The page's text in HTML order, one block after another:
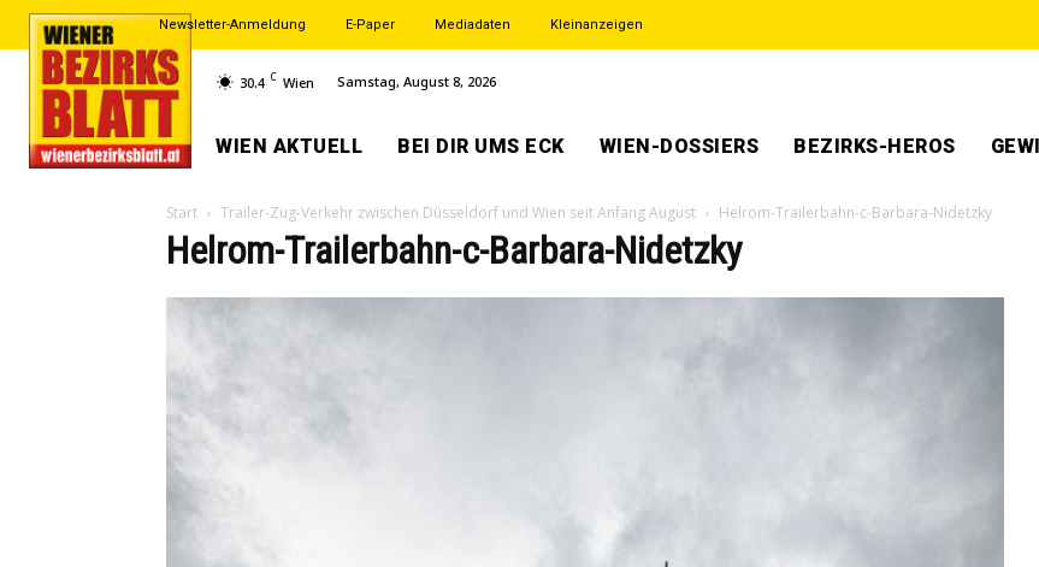
Newsletter-Anmeldung E-Paper Mediadaten Kleinanzeigen
30.4 C Wien Samstag, August 8, 2026
WIEN AKTUELL BEI DIR UMS ECK WIEN-DOSSIERS BEZIRKS-HEROS
Start Trailer-Zug-Verkehr zwischen Düsseldorf und Wien seit Anfang August Helrom-Trailerbahn-c-Barbara-Nidetzky
Helrom-Trailerbahn-c-Barbara-Nidetzky